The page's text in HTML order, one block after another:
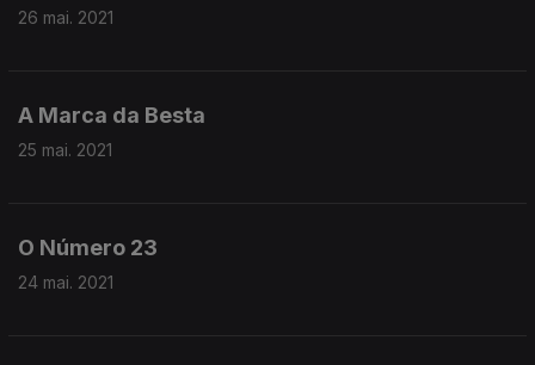
26 mai. 2021
A Marca da Besta
25 mai. 2021
O Número 23
24 mai. 2021